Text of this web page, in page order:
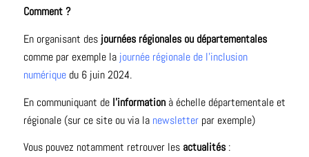
Comment ?
En organisant des journées régionales ou départementales
comme par exemple la journée régionale de l’inclusion
numériquedu 6 juin 2024.
En communiquant de l’informationà échelle départementale et
régionale (sur ce site ou via la newsletter par exemple)
Vous pouvez notamment retrouver les actualités: